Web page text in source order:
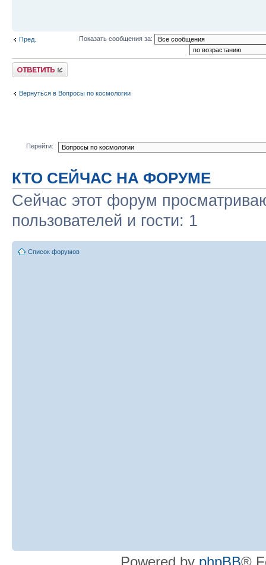
Пред. Показать сообщения за:
Ответить
Вернуться в Вопросы по космологии
Перейти:
КТО СЕЙЧАС НА ФОРУМЕ
Сейчас этот форум
пользователей и гости: 1
Список форумов